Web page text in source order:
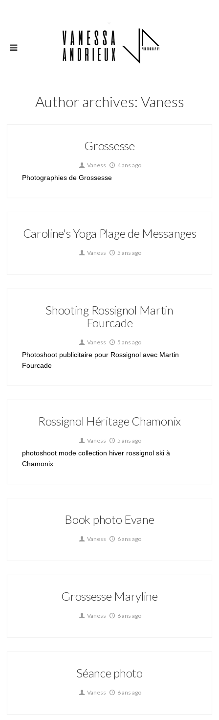
Author archives: Vaness
Grossesse
Vaness 4 ans ago
Photographies de Grossesse
Caroline's Yoga Plage de Messanges
Vaness 5 ans ago
Shooting Rossignol Martin
Fourcade
Vaness 5 ans ago
Photoshoot publicitaire pour Rossignol avec Martin
Fourcade
Rossignol Héritage Chamonix
Vaness 5 ans ago
photoshoot mode collection hiver rossignol ski à
Chamonix
Book photo Evane
Vaness 6 ans ago
Grossesse Maryline
Vaness 6 ans ago
Séance photo
Vaness 6 ans ago